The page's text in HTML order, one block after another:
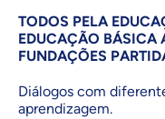
TODOS PELA
EDUCAÇÃO BÁSICA
FUNDAÇÕES
Diálogos com
aprendizagem.